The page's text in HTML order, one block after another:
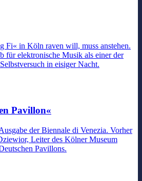
Fi« in Köln raven will, muss anstehen.
für elektronische Musik als einer der
in eisiger Nacht.
Pavillon«
der Biennale di Venezia. Vorher
Leiter des Kölner Museum
Pavillons.